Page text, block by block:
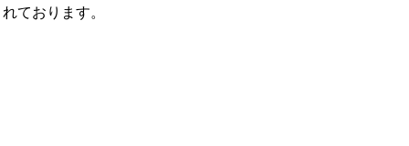
ております。